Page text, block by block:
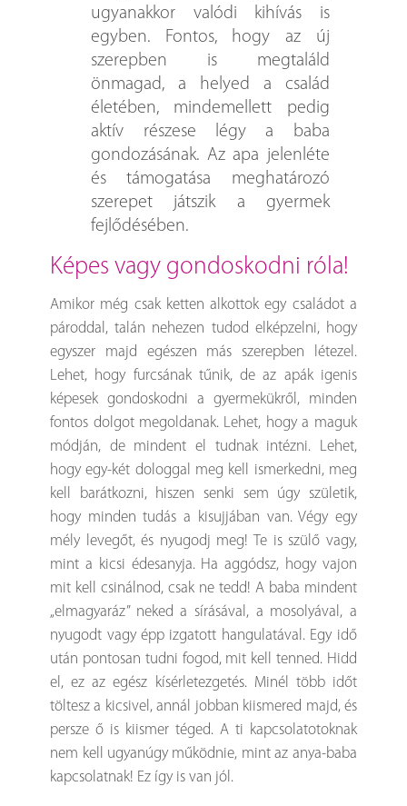
ugyanakkor valódi kihívás is
egyben. Fontos, hogy az új
szerepben is megtaláld
önmagad, a helyed a család
életében, mindemellett pedig
aktív részese légy a baba
gondozásának. Az apa jelenléte
és támogatása meghatározó
szerepet játszik a gyermek
fejlődésében.
képes vagy gondoskodni róla!
Amikor még csak ketten alkottok egy családot a
pároddal, talán nehezen tudod elképzelni, hogy
egyszer majd egészen más szerepben létezel.
Lehet, hogy furcsának tűnik, de az apák igenis
képesek gondoskodni a gyermekükről, minden
fontos dolgot megoldanak. Lehet, hogy a maguk
módján, de mindent el tudnak intézni. Lehet,
hogy egy-két dologgal meg kell ismerkedni, meg
kell barátkozni, hiszen senki sem úgy születik,
hogy minden tudás a kisujjában van. Végy egy
mély levegőt, és nyugodj meg! Te is szülő vagy,
mint a kicsi édesanyja. Ha aggódsz, hogy vajon
mit kell csinálnod, csak ne tedd! A baba mindent
„elmagyaráz” neked a sírásával, a mosolyával, a
nyugodt vagy épp izgatott hangulatával. Egy idő
után pontosan tudni fogod, mit kell tenned. Hidd
el, ez az egész kísérletezgetés. Minél több időt
töltesz a kicsivel, annál jobban kiismered majd, és
persze ő is kiismer téged. A ti kapcsolatotoknak
nem kell ugyanúgy működnie, mint az anya-baba
kapcsolatnak! Ez így is van jól.